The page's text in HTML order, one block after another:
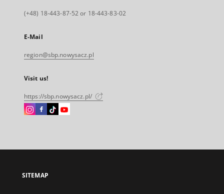
(+48) 18-443-87-52 or 18-443-83-02
E-Mail
region@sbp.nowysacz.pl
Visit us!
https://sbp.nowysacz.pl/
Instagram
open
new
Facebook
open
new
Instagram
open
new
Instagram
open
SITEMAP